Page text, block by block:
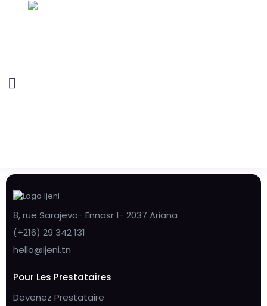
8, rue Sarajevo- Ennasr 1- 2037 Ariana
(+216) 29 342 131
hello@ijeni.tn
Pour Les Prestataires
Devenez Prestataire